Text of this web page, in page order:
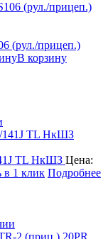
(рул./прицеп.)
В корзину
TL НкШЗ Цена:
в 1 клик Подробнее